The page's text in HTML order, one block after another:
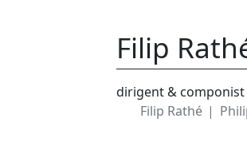
Filip
Ga naar:navigatie,
dirigent & componist
Filip Rathé